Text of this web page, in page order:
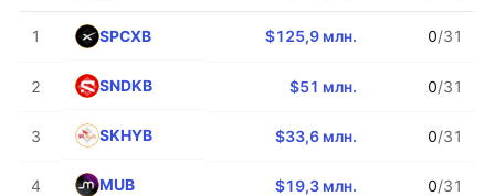
1 SPCXB $125,9 млн. 0/31
2 SNDKB $51 млн. 0/31
3 SKHYB $33,6 млн. 0/31
4 MUB $19,3 млн. 0/31